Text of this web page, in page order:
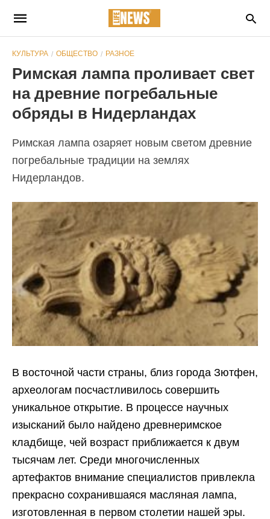
КУЛЬТУРА ОБЩЕСТВО РАЗНОЕ
Римская лампа проливает свет
на древние погребальные
обряды в Нидерландах
Римская лампа озаряет новым светом древние
погребальные традиции на землях
Нидерландов.
В восточной части страны, близ города Зютфен,
археологам посчастливилось совершить
уникальное открытие. В процессе научных
изысканий было найдено древнеримское
кладбище, чей возраст приближается к двум
тысячам лет. Среди многочисленных
артефактов внимание специалистов привлекла
прекрасно сохранившаяся масляная лампа,
изготовленная в первом столетии нашей эры.